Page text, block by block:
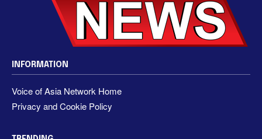
INFORMATION
Voice of Asia Network Home
Privacy and Cookie Policy